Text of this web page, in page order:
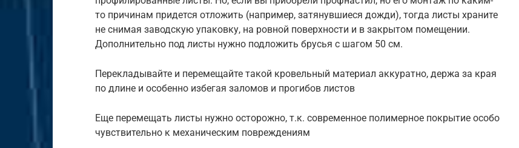
то причинам придется отложить (например, затянувшиеся дожди), тогда листы храните
не снимая заводскую упаковку, на ровной поверхности и в закрытом помещении.
Дополнительно под листы нужно подложить брусья с шагом 50 см.
Перекладывайте и перемещайте такой кровельный материал аккуратно, держа за края
по длине и особенно избегая заломов и прогибов листов
Еще перемещать листы нужно осторожно, т.к. современное полимерное покрытие особо
чувствительно к механическим повреждениям